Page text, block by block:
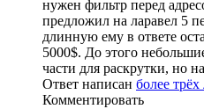
нужен фильтр перед
предложил на ларавел 5
длинную ему в ответе
5000$. До этого
части для раскрутки, но
Ответ написан более трёх
Комментировать